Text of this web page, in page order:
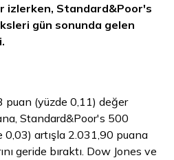
izlerken, Standard&Poor's
gün sonunda gelen
puan (yüzde 0,11) değer
Standard&Poor's 500
0,03) artışla 2.031,90 puana
geride bıraktı. Dow Jones ve